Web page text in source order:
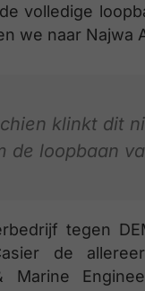
volledige
we naar Najwa
klinkt dit
de loopbaan
tegen
de
Marine